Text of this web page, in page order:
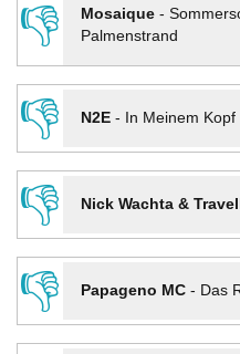
👎
Mosaique-
Palmenstrand
👎
N2E- In Meinem Kopf
👎
Nick Wachta &
👎
Papageno MC- Das